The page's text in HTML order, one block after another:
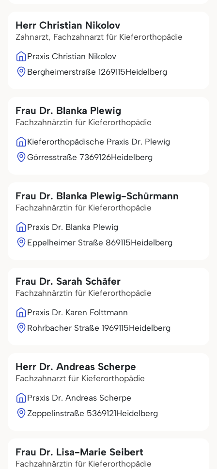
Herr Christian Nikolov
Zahnarzt, Fachzahnarzt für Kieferorthopädie
Praxis Christian Nikolov
Bergheimerstraße 1269115Heidelberg
Frau Dr. Blanka Plewig
Fachzahnärztin für Kieferorthopädie
Kieferorthopädische Praxis Dr. Plewig
Görresstraße 7369126Heidelberg
Frau Dr. Blanka Plewig-Schürmann
Fachzahnärztin für Kieferorthopädie
Praxis Dr. Blanka Plewig
Eppelheimer Straße 869115Heidelberg
Frau Dr. Sarah Schäfer
Fachzahnärztin für Kieferorthopädie
Praxis Dr. Karen Folttmann
Rohrbacher Straße 1969115Heidelberg
Herr Dr. Andreas Scherpe
Fachzahnarzt für Kieferorthopädie
Praxis Dr. Andreas Scherpe
Zeppelinstraße 5369121Heidelberg
Frau Dr. Lisa-Marie Seibert
Fachzahnärztin für Kieferorthopädie